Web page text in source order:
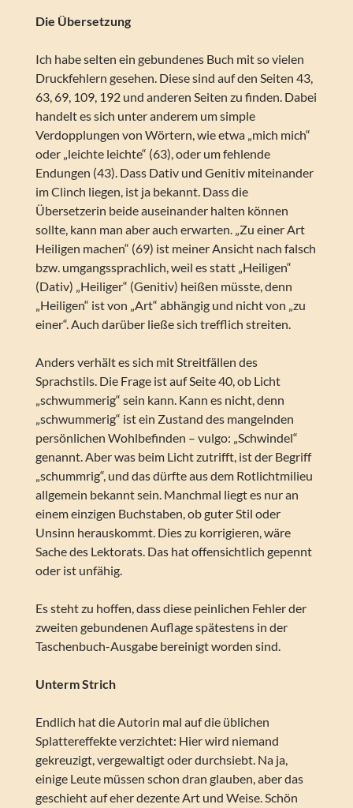
Die Übersetzung
Ich habe selten ein gebundenes Buch mit so vielen
Druckfehlern gesehen. Diese sind auf den Seiten 43,
63, 69, 109, 192 und anderen Seiten zu finden. Dabei
handelt es sich unter anderem um simple
Verdopplungen von Wörtern, wie etwa „mich mich“
oder „leichte leichte“ (63), oder um fehlende
Endungen (43). Dass Dativ und Genitiv miteinander
im Clinch liegen, ist ja bekannt. Dass die
Übersetzerin beide auseinander halten können
sollte, kann man aber auch erwarten. „Zu einer Art
Heiligen machen“ (69) ist meiner Ansicht nach falsch
bzw. umgangssprachlich, weil es statt „Heiligen“
(Dativ) „Heiliger“ (Genitiv) heißen müsste, denn
„Heiligen“ ist von „Art“ abhängig und nicht von „zu
einer“. Auch darüber ließe sich trefflich streiten.
Anders verhält es sich mit Streitfällen des
Sprachstils. Die Frage ist auf Seite 40, ob Licht
„schwummerig“ sein kann. Kann es nicht, denn
„schwummerig“ ist ein Zustand des mangelnden
persönlichen Wohlbefinden – vulgo: „Schwindel“
genannt. Aber was beim Licht zutrifft, ist der Begriff
„schummrig“, und das dürfte aus dem Rotlichtmilieu
allgemein bekannt sein. Manchmal liegt es nur an
einem einzigen Buchstaben, ob guter Stil oder
Unsinn herauskommt. Dies zu korrigieren, wäre
Sache des Lektorats. Das hat offensichtlich gepennt
oder ist unfähig.
Es steht zu hoffen, dass diese peinlichen Fehler der
zweiten gebundenen Auflage spätestens in der
Taschenbuch-Ausgabe bereinigt worden sind.
Unterm Strich
Endlich hat die Autorin mal auf die üblichen
Splattereffekte verzichtet: Hier wird niemand
gekreuzigt, vergewaltigt oder durchsiebt. Na ja,
einige Leute müssen schon dran glauben, aber das
geschieht auf eher dezente Art und Weise. Schön